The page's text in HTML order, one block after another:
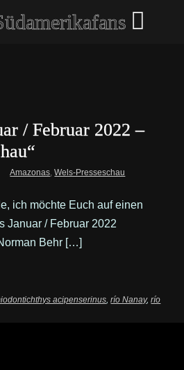
/ Februar 2022 –
Amazonas,Wels-Presseschau
ich möchte Euch auf einen
Januar / Februar 2022
Behr […]
acipenserinus,río Nanay,río